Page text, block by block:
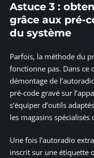
Astuce 3 :
grâce aux pré-
du système
Parfois, la méthode du
fonctionne pas. Dans ce
démontage de
pré-code gravé sur
s’équiper d’outils
les magasins spécialisés
Une fois l’autoradio
inscrit sur une étiquette